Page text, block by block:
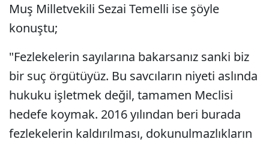
Muş Milletvekili Sezai Temelli ise şöyle
konuştu;
"Fezlekelerin sayılarına bakarsanız sanki biz
bir suç örgütüyüz. Bu savcıların niyeti aslında
hukuku işletmek değil, tamamen Meclisi
hedefe koymak. 2016 yılından beri burada
fezlekelerin kaldırılması, dokunulmazlıkların